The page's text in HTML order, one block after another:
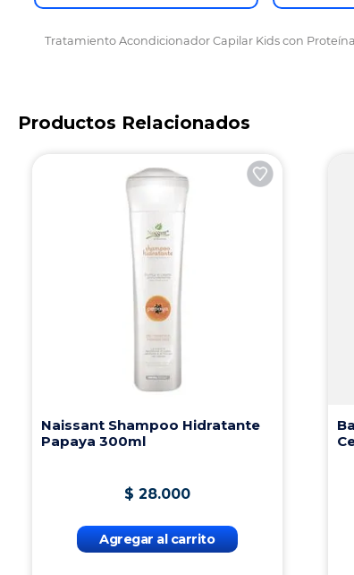
Tratamiento Acondicionador Capilar Kids con
Productos Relacionados
Naissant Shampoo Hidratante
Papaya 300ml
$ 28.000
Agregar al carrito